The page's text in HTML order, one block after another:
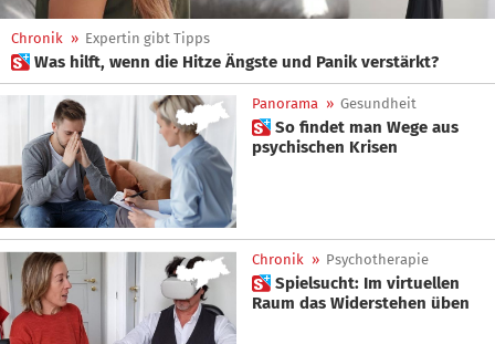
Chronik » Expertin gibt Tipps
 Was hilft, wenn die Hitze Ängste und Panik verstärkt?
Panorama » Gesundheit
 So findet man Wege aus
psychischen Krisen
Chronik » Psychotherapie
 Spielsucht: Im virtuellen
Raum das Widerstehen üben